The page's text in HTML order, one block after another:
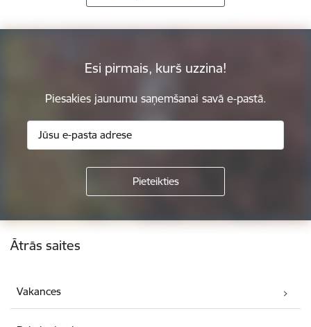
Esi pirmais, kurš uzzina!
Piesakies jaunumu saņemšanai savā e-pastā.
Kājene
Ātrās saites
Vakances